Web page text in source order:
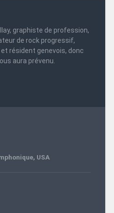
graphiste de profession,
de rock progressif,
résident genevois, donc
aura prévenu.
, USA